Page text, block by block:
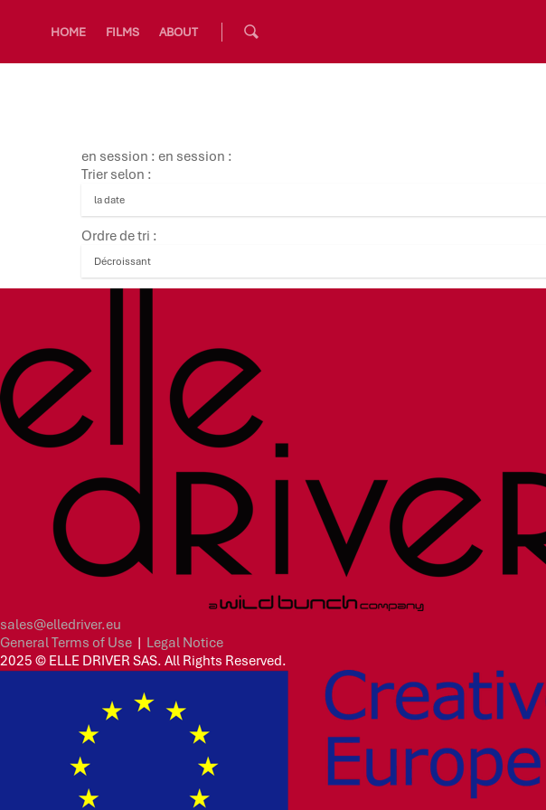
HOME FILMS ABOUT
en session : en session :
Trier selon :
Ordre de tri :
sales@elledriver.eu
General Terms of Use | Legal Notice
2025 © ELLE DRIVER SAS. All Rights Reserved.